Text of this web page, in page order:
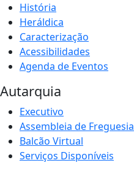
História
Heráldica
Caracterização
Acessibilidades
Agenda de Eventos
Autarquia
Executivo
Assembleia de Freguesia
Balcão Virtual
Serviços Disponíveis